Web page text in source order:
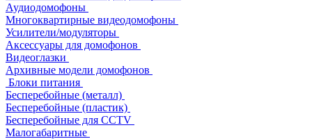
Аудиодомофоны
Многоквартирные видеодомофоны
Усилители/модуляторы
Аксессуары для домофонов
Видеоглазки
Архивные модели домофонов
Блоки питания
Бесперебойные (металл)
Бесперебойные (пластик)
Бесперебойные для CCTV
Малогабаритные